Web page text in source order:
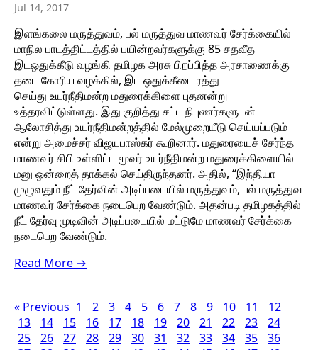
Jul 14, 2017
இளங்கலை மருத்துவம், பல் மருத்துவ மாணவர் சேர்க்கையில்
மாநில பாடத்திட்டத்தில் பயின்றவர்களுக்கு 85 சதவீத
இடஒதுக்கீடு வழங்கி தமிழக அரசு பிறப்பித்த அரசாணைக்கு
தடை கோரிய வழக்கில், இட ஒதுக்கீடை ரத்து
செய்து உயர்நீதிமன்ற மதுரைக்கிளை புதனன்று
உத்தரவிட்டுள்ளது. இது குறித்து சட்ட நிபுணர்களுடன்
ஆலோசித்து உயர்நீதிமன்றத்தில் மேல்முறையீடு செய்யப்படும்
என்று அமைச்சர் விஜயபாஸ்கர் கூறினார். மதுரையைச் சேர்ந்த
மாணவர் சிபி உள்ளிட்ட மூவர் உயர்நீதிமன்ற மதுரைக்கிளையில்
மனு ஒன்றைத் தாக்கல் செய்திருந்தனர். அதில், “இந்தியா
முழுவதும் நீட் தேர்வின் அடிப்படையில் மருத்துவம், பல் மருத்துவ
மாணவர் சேர்க்கை நடைபெற வேண்டும். அதன்படி தமிழகத்தில்
நீட் தேர்வு முடிவின் அடிப்படையில் மட்டுமே மாணவர் சேர்க்கை
நடைபெற வேண்டும்.
Read More →
« Previous 1 2 3 4 5 6 7 8 9 10 11
12
13
14 15 16 17 18 19 20 21 22 23
24
25
26 27 28 29 30 31 32 33 34 35
36